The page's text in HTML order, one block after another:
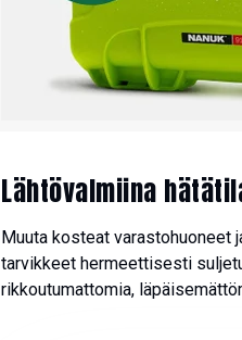
Lähtövalmiina
Muuta kosteat
tarvikkeet hermeettisesti
rikkoutumattomia,